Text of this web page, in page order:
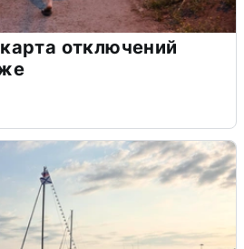
отключений